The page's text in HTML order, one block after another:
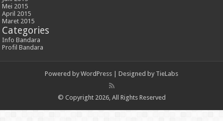
Mei 2015
April 2015
Maret 2015
Categories
Info Bandara
Profil Bandara
Powered by WordPress | Designed by TieLabs
© Copyright 2026, All Rights Reserved